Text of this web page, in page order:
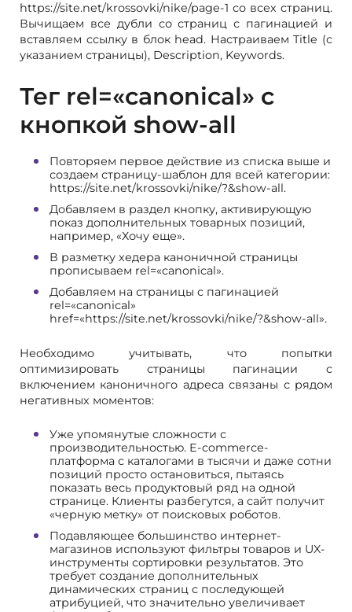
https://site.net/krossovki/nike/page-1 со всех страниц.
Вычищаем все дубли со страниц с пагинацией и
вставляем ссылку в блок head. Настраиваем Title (с
указанием страницы), Description, Keywords.
Тег rel=«canonical» с
кнопкой show-all
Повторяем первое действие из списка выше и
создаем страницу-шаблон для всей категории:
https://site.net/krossovki/nike/?&show-all.
Добавляем в раздел кнопку, активирующую
показ дополнительных товарных позиций,
например, «Хочу еще».
В разметку хедера каноничной страницы
прописываем rel=«canonical».
Добавляем на страницы с пагинацией
rel=«canonical»
href=«https://site.net/krossovki/nike/?&show-all».
Необходимо учитывать, что попытки
оптимизировать страницы пагинации с
включением каноничного адреса связаны с рядом
негативных моментов:
Уже упомянутые сложности с
производительностью. E-commerce-
платформа с каталогами в тысячи и даже сотни
позиций просто остановиться, пытаясь
показать весь продуктовый ряд на одной
странице. Клиенты разбегутся, а сайт получит
«черную метку» от поисковых роботов.
Подавляющее большинство интернет-
магазинов используют фильтры товаров и UX-
инструменты сортировки результатов. Это
требует создание дополнительных
динамических страниц с последующей
атрибуцией, что значительно увеличивает